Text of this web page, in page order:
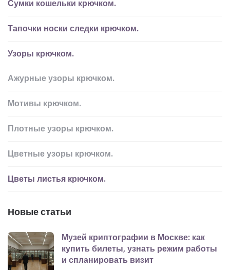
Сумки кошельки крючком.
Тапочки носки следки крючком.
Узоры крючком.
Ажурные узоры крючком.
Мотивы крючком.
Плотные узоры крючком.
Цветные узоры крючком.
Цветы листья крючком.
Новые статьи
Музей криптографии в Москве: как
купить билеты, узнать режим работы
и спланировать визит